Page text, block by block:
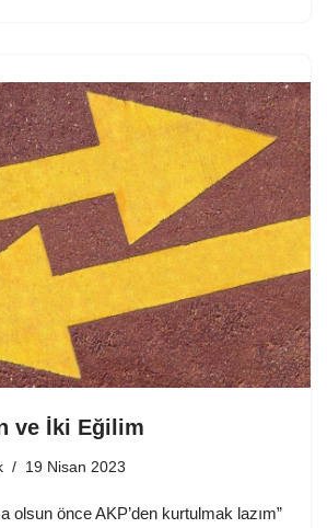
ve İki Eğilim
19 Nisan 2023
olsun önce AKP’den kurtulmak lazım”